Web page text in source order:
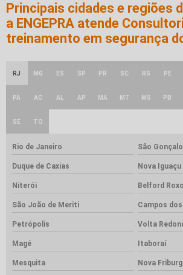
Principais cidades e regiões
a ENGEPRA atende
treinamento em segurança
RJ MG ES SP PR SC RS PE
PA AC AL AP MA MT MS PB
SE TO
Rio de Janeiro São Gonçalo
Duque de Caxias Nova Iguaçu
Niterói Belford Roxo
São João de Meriti Campos
Petrópolis Volta
Magé Itaboraí
Mesquita Nova